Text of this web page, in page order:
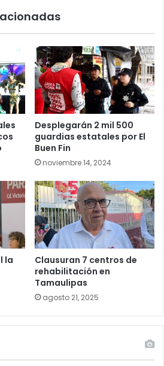
Desplegarán 2 mil 500
guardias estatales por El
Buen Fin
noviembre 14, 2024
la
Clausuran 7 centros de
rehabilitación en
Tamaulipas
agosto 21, 2025